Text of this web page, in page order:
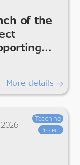
of the
More details
Teaching
Project